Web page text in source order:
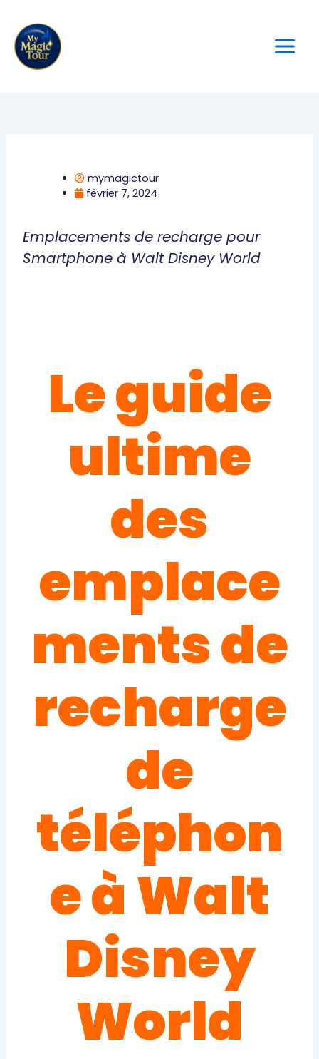
contenu
mymagictour
février 7, 2024
Emplacements de recharge pour
Smartphone à Walt Disney World
Le guide
ultime
des
emplace
ments de
recharge
de
téléphon
e à Walt
Disney
World